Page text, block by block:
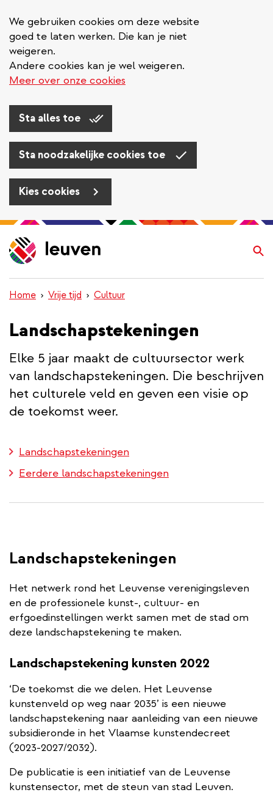
We gebruiken cookies om deze website
goed te laten werken. Die kan je niet
weigeren.
Andere cookies kan je wel weigeren.
Meer over onze cookies
Sta alles toe
Sta noodzakelijke cookies toe
Kies cookies
Overslaan
en
naar
inhoud
gaan
Home Vrije tijd Cultuur
Landschapstekeningen
Elke 5 jaar maakt de cultuursector werk
van landschapstekeningen. Die beschrijven
het culturele veld en geven een visie op
de toekomst weer.
Landschapstekeningen
Eerdere landschapstekeningen
Landschapstekeningen
Het netwerk rond het Leuvense verenigingsleven
en de professionele kunst-, cultuur- en
erfgoedinstellingen werkt samen met de stad om
deze landschapstekening te maken.
Landschapstekening kunsten 2022
‘De toekomst die we delen. Het Leuvense
kunstenveld op weg naar 2035’ is een nieuwe
landschapstekening naar aanleiding van een nieuwe
subsidieronde in het Vlaamse kunstendecreet
(2023-2027/2032).
De publicatie is een initiatief van de Leuvense
kunstensector, met de steun van stad Leuven.